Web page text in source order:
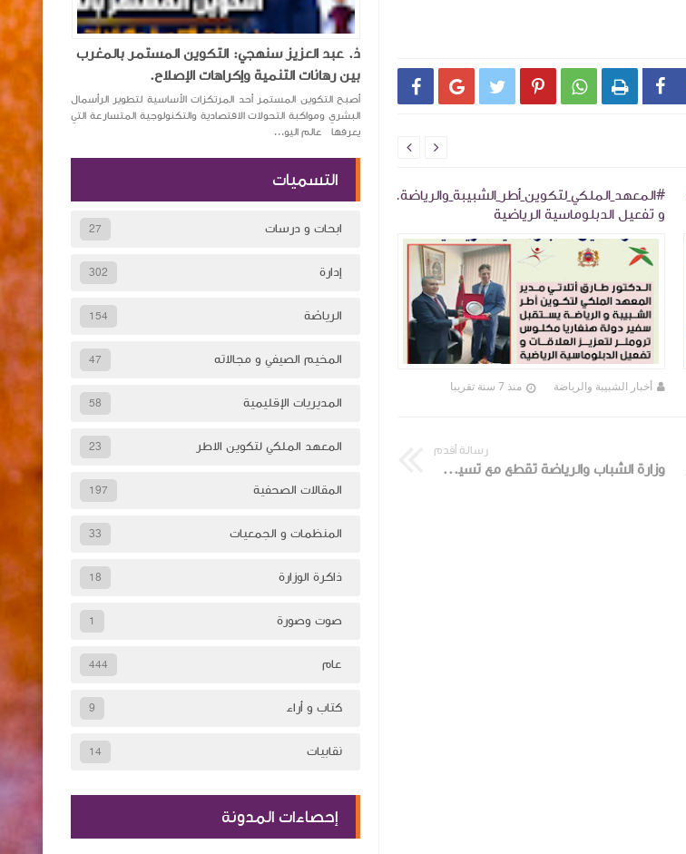
     
#المعهد_الملكي_لتكوين_أطر_الشبيبة_والرياضة.
و تفعيل الدبلوماسية الرياضية
أخبار الشبيبة والرياضة منذ 7 سنة تقريبا
المغربية
تعيين مدير
لتكوين أطر
أخبار الشبيبة


رسالة أقدم
وزارة الشباب والرياضة تقطع مع تسيب الجامعات في تنظيم التظاهرات الدولية.
ذ. عبد العزيز سنهجي: التكوين المستمر بالمغرب
بين رهانات التنمية وإكراهات الإصلاح.
أصبح التكوين المستمر أحد المرتكزات الأساسية لتطوير الرأسمال
البشري ومواكبة التحولات الاقتصادية والتكنولوجية المتسارعة التي
يعرفها عالم اليو...
التسميات
ابحات و درسات 27
إدارة 302
الرياضة 154
المخيم الصيفي و مجالاته 47
المديريات الإقليمية 58
المعهد الملكي لتكوين الاطر 23
المقالات الصحفية 197
المنظمات و الجمعيات 33
ذاكرة الوزارة 18
صوت وصورة 1
عام 444
كتاب و أراء 9
نقابيات 14
إحصاءات المدونة